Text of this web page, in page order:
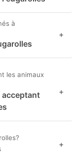
à
+
les animaux
acceptant
+
+